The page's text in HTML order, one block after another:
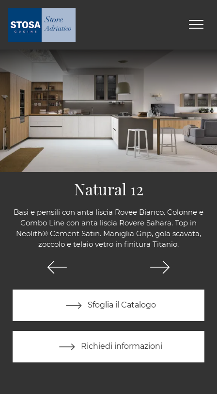
Basi e pensili con anta liscia Rovee Bianco. Colonne e
Combo Line con anta liscia Rovere Sahara. Top in
Neolith® Cement Satin. Maniglia Grip, gola scavata,
zoccolo e telaio vetro in finitura Titanio.
Sfoglia il Catalogo
Richiedi informazioni
Natural 12